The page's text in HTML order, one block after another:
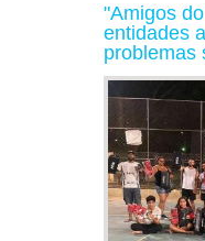
"Amigos
entidades
problemas